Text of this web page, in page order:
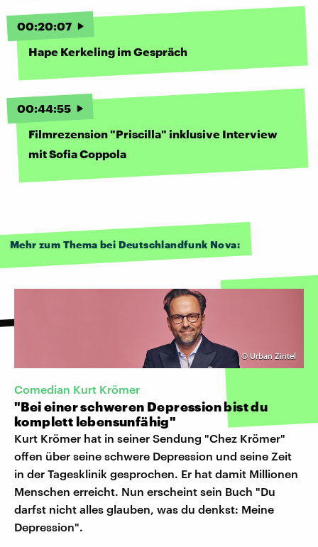
00:20:07
Hape Kerkeling im Gespräch
00:44:55
Filmrezension "Priscilla" inklusive Interview
mit Sofia Coppola
Mehr zum Thema bei Deutschlandfunk Nova:
© Urban Zintel
Comedian Kurt Krömer
"Bei einer schweren Depression bist du
komplett lebensunfähig"
Kurt Krömer hat in seiner Sendung "Chez Krömer"
offen über seine schwere Depression und seine Zeit
in der Tagesklinik gesprochen. Er hat damit Millionen
Menschen erreicht. Nun erscheint sein Buch "Du
darfst nicht alles glauben, was du denkst: Meine
Depression".